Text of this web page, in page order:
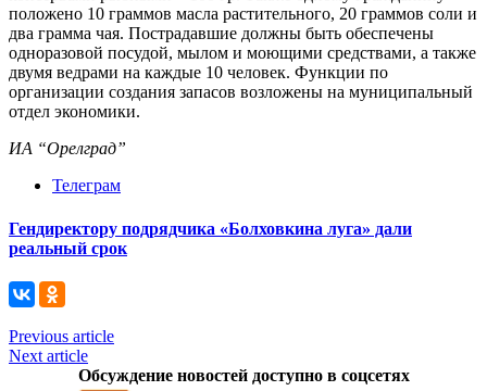
положено 10 граммов масла растительного, 20 граммов соли и
два грамма чая. Пострадавшие должны быть обеспечены
одноразовой посудой, мылом и моющими средствами, а также
двумя ведрами на каждые 10 человек. Функции по
организации создания запасов возложены на муниципальный
отдел экономики.
ИА “Орелград”
Телеграм
Гендиректору подрядчика «Болховкина луга» дали
реальный срок
Previous article
Next article
Обсуждение новостей доступно в соцсетях